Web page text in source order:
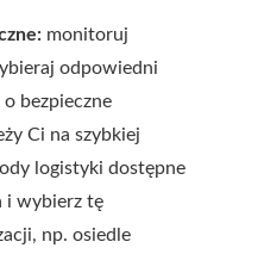
monitoruj
odpowiedni
bezpieczne
Ci na szybkiej
logistyki dostępne
i wybierz tę
np. osiedle